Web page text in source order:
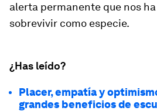
alerta permanente que nos
sobrevivir como especie.
¿Has leído?
Placer, empatía y
grandes beneficios de